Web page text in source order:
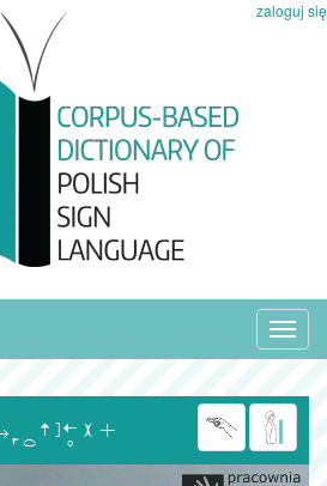
zaloguj się